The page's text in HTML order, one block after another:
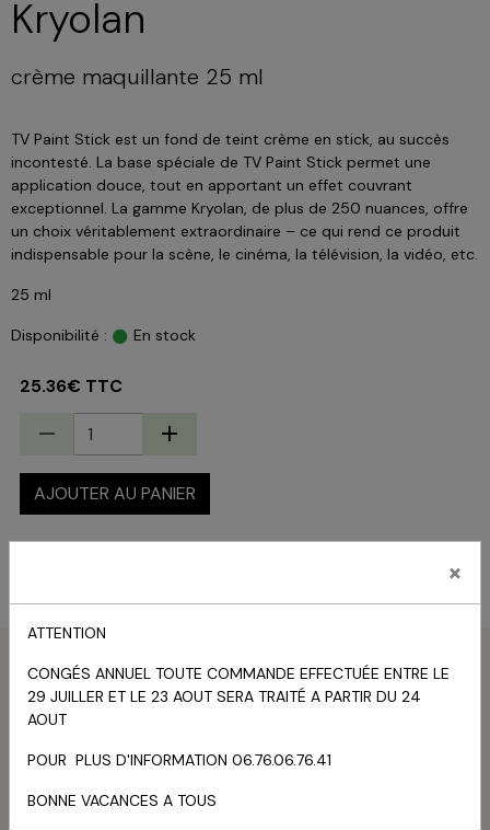
Kryolan
crème maquillante 25 ml
TV Paint Stick est un fond de teint crème en stick, au succès
incontesté. La base spéciale de TV Paint Stick permet une
application douce, tout en apportant un effet couvrant
exceptionnel. La gamme Kryolan, de plus de 250 nuances, offre
un choix véritablement extraordinaire – ce qui rend ce produit
indispensable pour la scène, le cinéma, la télévision, la vidéo, etc.
25 ml
Disponibilité : En stock
25.36€ TTC
AJOUTER AU PANIER
Livre d'or
TOUS LES MESSAGES
Panier
×
ATTENTION
CONGÉS ANNUEL TOUTE COMMANDE EFFECTUÉE ENTRE LE
29 JUILLER ET LE 23 AOUT SERA TRAITÉ A PARTIR DU 24
AOUT
POUR PLUS D'INFORMATION 06.76.06.76.41
BONNE VACANCES A TOUS